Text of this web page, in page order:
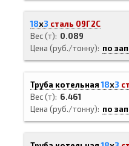
18х3 сталь 09Г2С
Вес (т)
0.089
Цена (руб./тонну)
по
Труба котельная18х3
Вес (т)
6.461
Цена (руб./тонну)
по